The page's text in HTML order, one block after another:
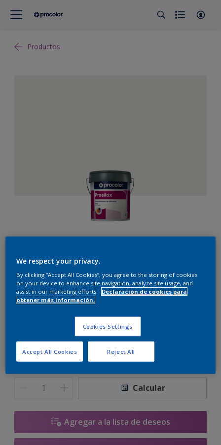
Productos
Prosilox Liso Mate
Blanco
Sólo hay un color disponible
15 L
Calcular
Agregar a la lista de deseos
We respect your privacy.
By clicking “Accept All Cookies”, you agree to the storing of cookies
on your device to enhance site navigation, analyze site usage, and
assist in our marketing efforts.
Declaración de cookies para
obtener más información.
Cookies Settings
Reject All
Accept All Cookies